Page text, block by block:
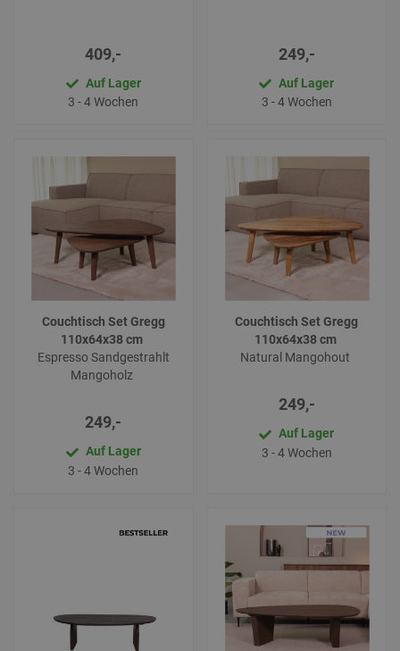
409,-
Auf Lager
3 - 4 Wochen
249,-
Auf Lager
3 - 4 Wochen
Couchtisch Set Gregg
110x64x38 cm
Espresso Sandgestrahlt
Mangoholz
249,-
Auf Lager
3 - 4 Wochen
Couchtisch Set Gregg
110x64x38 cm
Natural Mangohout
249,-
Auf Lager
3 - 4 Wochen